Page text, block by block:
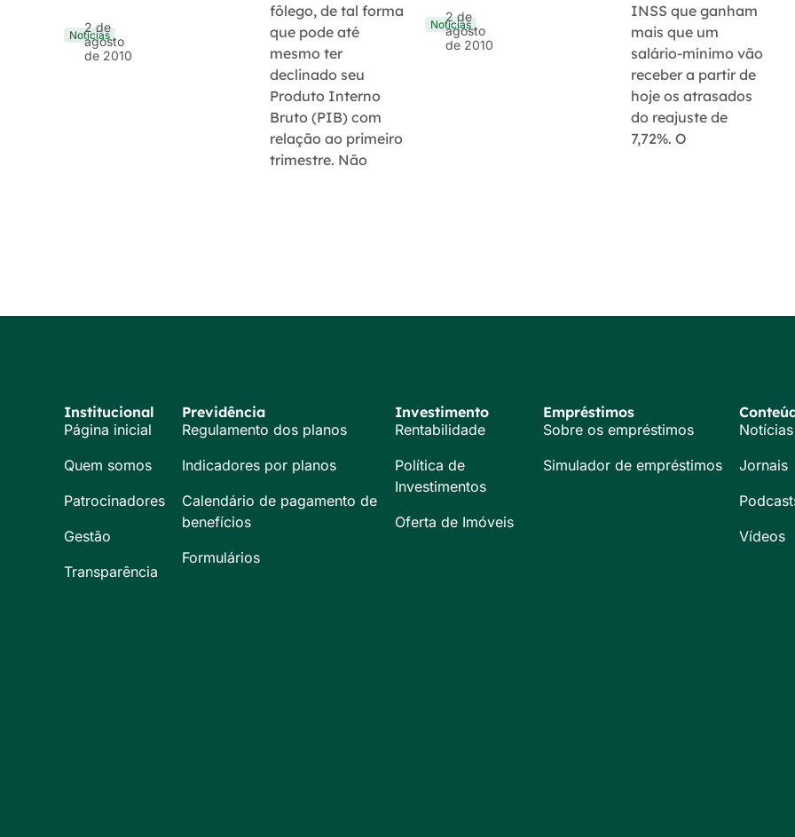
Notícias
2 de
agosto
de 2010
fôlego, de tal forma
que pode até
mesmo ter
declinado seu
Produto Interno
Bruto (PIB) com
relação ao primeiro
trimestre. Não
Notícias
2 de
agosto
de 2010
INSS que ganham
mais que um
salário-mínimo vão
receber a partir de
hoje os atrasados
do reajuste de
7,72%. O
Institucional
Página inicial
Quem somos
Patrocinadores
Gestão
Transparência
Previdência
Regulamento dos planos
Indicadores por planos
Calendário de pagamento de
benefícios
Formulários
Investimento
Rentabilidade
Política de
Investimentos
Oferta de Imóveis
Empréstimos
Sobre os empréstimos
Simulador de empréstimos
Notícias
Jornais
Vídeos